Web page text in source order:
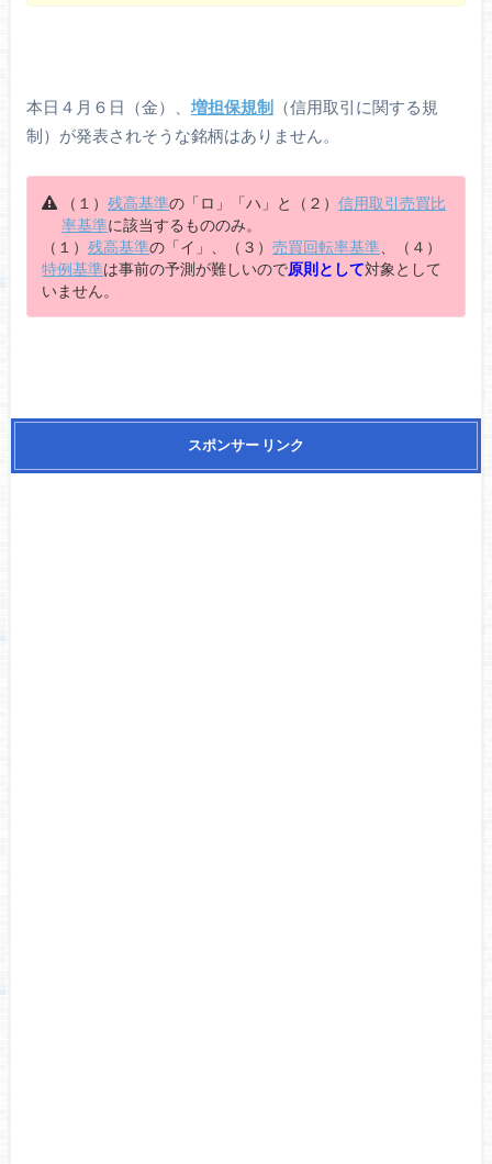
本日４月６日（金）、 増担保規制（信用取引に関する規
制）が発表されそうな銘柄はありません。
（１）残高基準の「ロ」「ハ」と（２）信用取引売買比
率基準に該当するもののみ。
（１）残高基準の「イ」、（３）売買回転率基準 、（４）
特例基準は事前の予測が難しいので原則として対象として
いません。
スポンサー リンク